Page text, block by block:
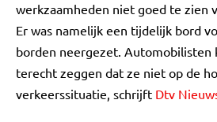
werkzaamheden niet goed te zien
Er was namelijk een tijdelijk bord
borden neergezet. Automobilisten
terecht zeggen dat ze niet op de
verkeerssituatie, schrijft Dtv